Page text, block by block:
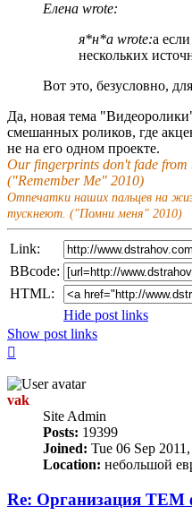
Елена wrote:
я*н*а wrote:а
нескольких
Вот это, безусловно,
Да, новая тема
смешанных роликов, где
не на его одном проекте.
Our fingerprints don't fade from
("Remember Me" 2010)
Отпечатки наших пальцев на
тускнеют. ("Помни меня" 2010)
Link:
BBcode:
HTML:
Hide post links
Show post links
vak
Site Admin
Posts: 19399
Joined: Tue 06 Sep
Location: небольшой
Re: Организация TЕМ